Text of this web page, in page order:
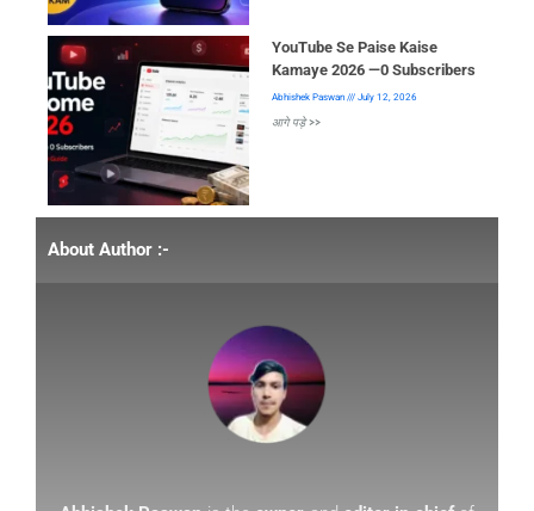
YouTube Se Paise Kaise
Kamaye 2026 —0 Subscribers
Abhishek Paswan July 12, 2026
आगे पड़े >>
About Author :-